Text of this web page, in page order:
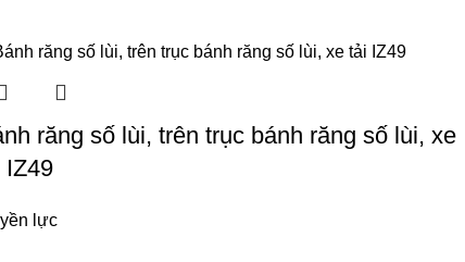
răng số lùi, trên trục bánh răng số lùi, xe
IZ49
lực